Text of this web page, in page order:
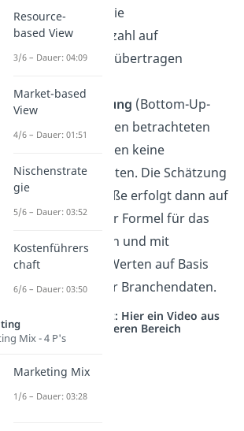
Zahlen über die
Einwohneranzahl auf
Landesebene übertragen
Reine Schätzung (Bottom-Up-
Ansatz): Für den betrachteten
Markt existieren keine
relevanten Daten. Die Schätzung
der Marktgröße erfolgt dann auf
Grundlage der Formel für das
Marktvolumen und mit
geschätzten Werten auf Basis
übertragbarer Branchendaten.
Studyflix vernetzt: Hier ein Video aus
einem anderen Bereich
Resource-
based View
3/6 – Dauer: 04:09
Market-based
View
4/6 – Dauer: 01:51
Nischenstrate
gie
5/6 – Dauer: 03:52
Kostenführers
chaft
6/6 – Dauer: 03:50
Mix - 4 P's
Marketing Mix
1/6 – Dauer: 03:28